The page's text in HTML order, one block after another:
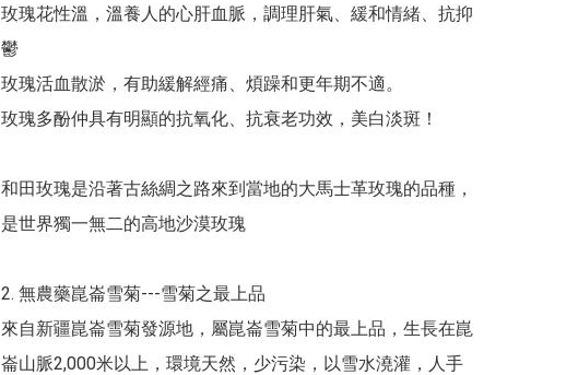
玫瑰花性溫，溫養人的心肝血脈，調理肝氣、緩和情緒、抗抑
鬱
玫瑰活血散淤，有助緩解經痛、煩躁和更年期不適。
玫瑰多酚仲具有明顯的抗氧化、抗衰老功效，美白淡斑！
和田玫瑰是沿著古絲綢之路來到當地的大馬士革玫瑰的品種，
是世界獨一無二的高地沙漠玫瑰
2. 無農藥崑崙雪菊---雪菊之最上品
來自新疆崑崙雪菊發源地，屬崑崙雪菊中的最上品，生長在崑
崙山脈2,000米以上，環境天然，少污染，以雪水澆灌，人手